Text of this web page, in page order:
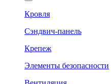
Кровля
Сэндвич-панель
Крепеж
Элементы безопасности